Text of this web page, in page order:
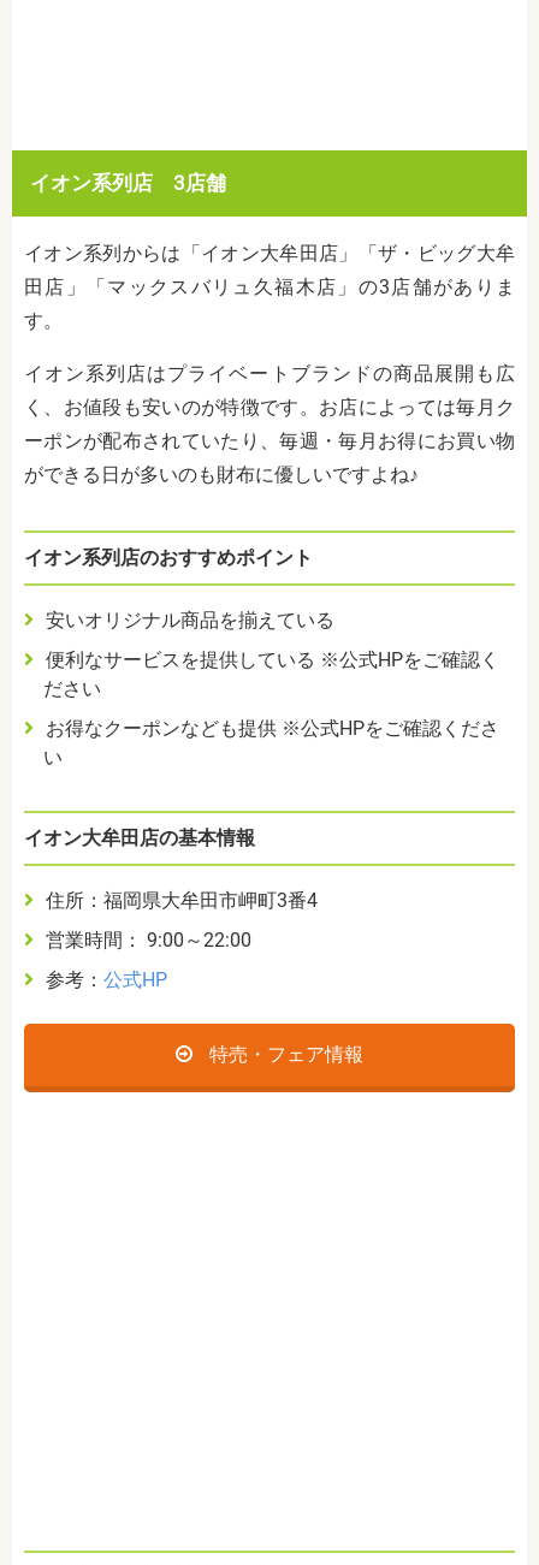
イオン系列店 3店舗
イオン系列からは「イオン大牟田店」「ザ・ビッグ大牟
田店」「マックスバリュ久福木店」の3店舗がありま
す。
イオン系列店はプライベートブランドの商品展開も広
く、お値段も安いのが特徴です。お店によっては毎月ク
ーポンが配布されていたり、毎週・毎月お得にお買い物
ができる日が多いのも財布に優しいですよね♪
イオン系列店のおすすめポイント
安いオリジナル商品を揃えている
便利なサービスを提供している ※公式HPをご確認く
ださい
お得なクーポンなども提供 ※公式HPをご確認くださ
い
イオン大牟田店の基本情報
住所：福岡県大牟田市岬町3番4
営業時間： 9:00～22:00
参考： 公式HP
特売・フェア情報